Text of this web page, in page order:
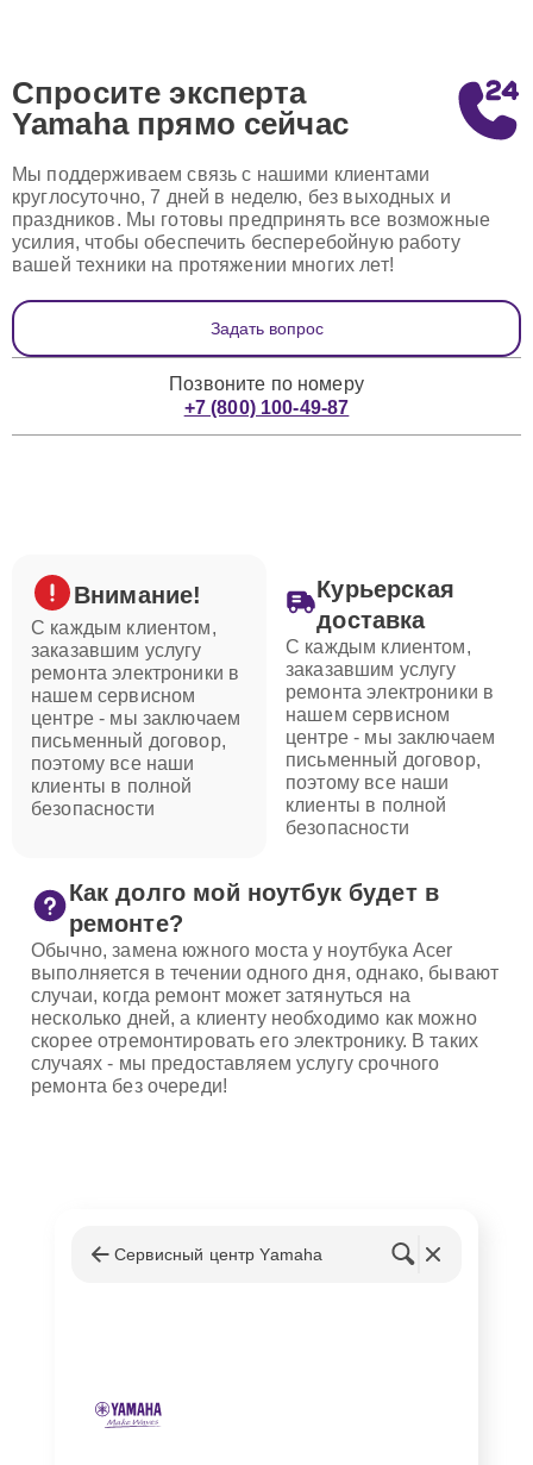
Спросите эксперта
Yamaha прямо сейчас
Мы поддерживаем связь с нашими клиентами
круглосуточно, 7 дней в неделю, без выходных и
праздников. Мы готовы предпринять все возможные
усилия, чтобы обеспечить бесперебойную работу
вашей техники на протяжении многих лет!
Задать вопрос
Позвоните по номеру
+7 (800) 100-49-87
Внимание!
С каждым клиентом,
заказавшим услугу
ремонта электроники в
нашем сервисном
центре - мы заключаем
письменный договор,
поэтому все наши
клиенты в полной
безопасности
Курьерская
доставка
С каждым клиентом,
заказавшим услугу
ремонта электроники в
нашем сервисном
центре - мы заключаем
письменный договор,
поэтому все наши
клиенты в полной
безопасности
Как долго мой ноутбук будет в
ремонте?
Обычно, замена южного моста у ноутбука Acer
выполняется в течении одного дня, однако, бывают
случаи, когда ремонт может затянуться на
несколько дней, а клиенту необходимо как можно
скорее отремонтировать его электронику. В таких
случаях - мы предоставляем услугу срочного
ремонта без очереди!
Сервисный центр Yamaha